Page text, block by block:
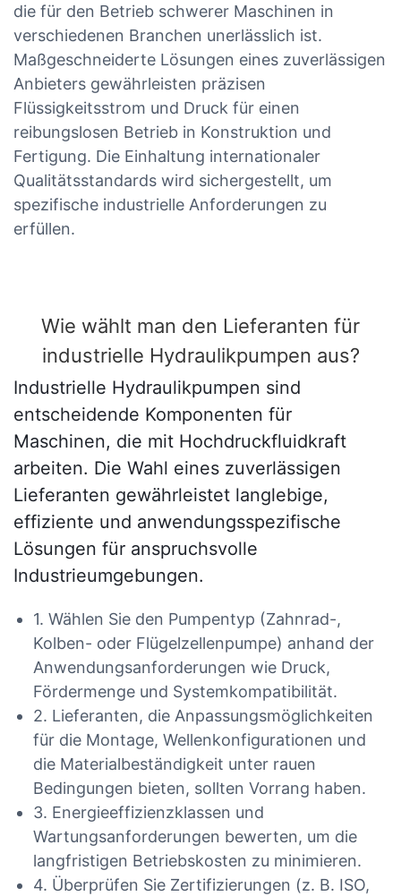
die für den Betrieb schwerer Maschinen in
verschiedenen Branchen unerlässlich ist.
Maßgeschneiderte Lösungen eines zuverlässigen
Anbieters gewährleisten präzisen
Flüssigkeitsstrom und Druck für einen
reibungslosen Betrieb in Konstruktion und
Fertigung. Die Einhaltung internationaler
Qualitätsstandards wird sichergestellt, um
spezifische industrielle Anforderungen zu
erfüllen.
Wie wählt man den Lieferanten für
industrielle Hydraulikpumpen aus?
Industrielle Hydraulikpumpen sind
entscheidende Komponenten für
Maschinen, die mit Hochdruckfluidkraft
arbeiten. Die Wahl eines zuverlässigen
Lieferanten gewährleistet langlebige,
effiziente und anwendungsspezifische
Lösungen für anspruchsvolle
Industrieumgebungen.
1. Wählen Sie den Pumpentyp (Zahnrad-,
Kolben- oder Flügelzellenpumpe) anhand der
Anwendungsanforderungen wie Druck,
Fördermenge und Systemkompatibilität.
2. Lieferanten, die Anpassungsmöglichkeiten
für die Montage, Wellenkonfigurationen und
die Materialbeständigkeit unter rauen
Bedingungen bieten, sollten Vorrang haben.
3. Energieeffizienzklassen und
Wartungsanforderungen bewerten, um die
langfristigen Betriebskosten zu minimieren.
4. Überprüfen Sie Zertifizierungen (z. B. ISO,